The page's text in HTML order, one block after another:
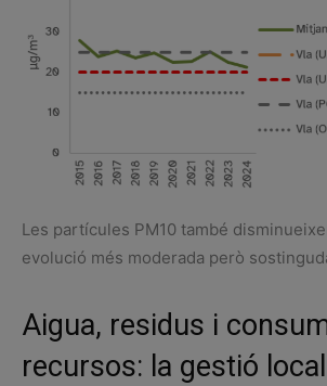
Les partícules PM10 també
evolució més moderada però
Aigua, residus i
recursos: la gestió